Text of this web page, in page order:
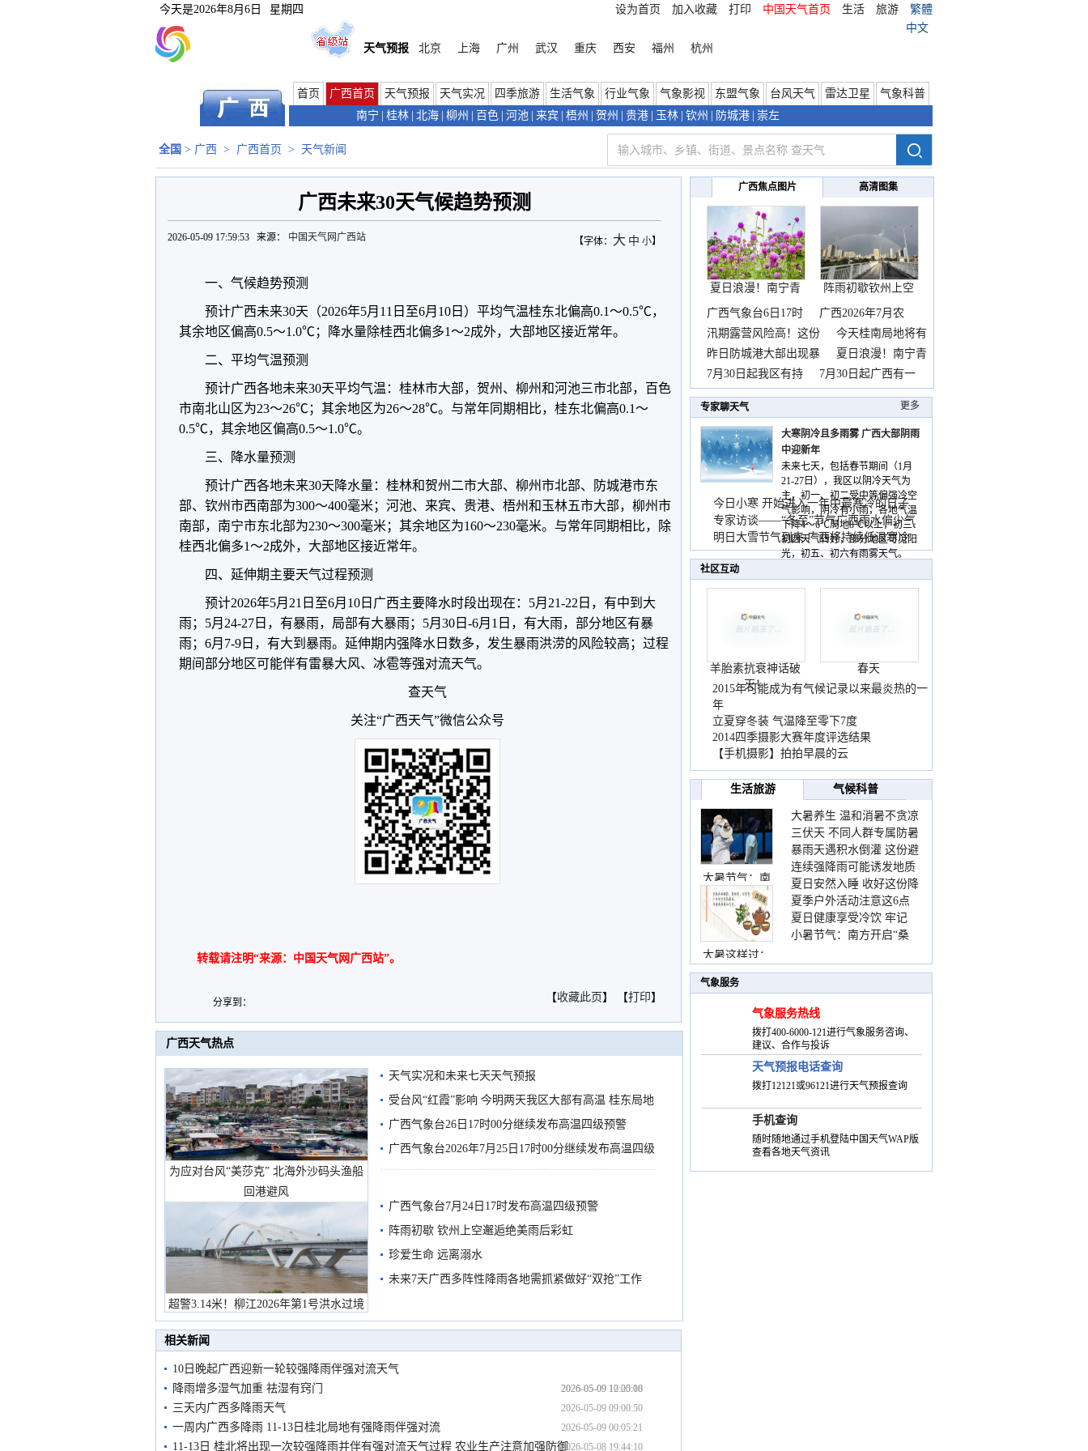
今天是2026年8月6日 星期四 设为首页 加入收藏 打印 中国天气首页 生活 旅游
繁體
中文
天气预报
北京 上海 广州 武汉 重庆 西安 福州 杭州
首页 广西首页 天气预报 天气实况 四季旅游 生活气象 行业气象 气象影视 东盟气象 台风天气 雷达卫星
气象科普
南宁
桂林 北海 柳州 百色 河池 来宾 梧州 贺州 贵港 玉林 钦州 防城港 崇左
全国 > 广西 > 广西首页 > 天气新闻
广西未来30天气候趋势预测
【字体： 大 中 小】
2026-05-09 17:59:53 来源： 中国天气网广西站
一、气候趋势预测
预计广西未来30天（2026年5月11日至6月10日）平均气温桂东北偏高0.1～0.5℃，
其余地区偏高0.5～1.0℃；降水量除桂西北偏多1～2成外，大部地区接近常年。
二、平均气温预测
预计广西各地未来30天平均气温：桂林市大部，贺州、柳州和河池三市北部，百色
市南北山区为23～26℃；其余地区为26～28℃。与常年同期相比，桂东北偏高0.1～
0.5℃，其余地区偏高0.5～1.0℃。
三、降水量预测
预计广西各地未来30天降水量：桂林和贺州二市大部、柳州市北部、防城港市东
部、钦州市西南部为300～400毫米；河池、来宾、贵港、梧州和玉林五市大部，柳州市
南部，南宁市东北部为230～300毫米；其余地区为160～230毫米。与常年同期相比，除
桂西北偏多1～2成外，大部地区接近常年。
四、延伸期主要天气过程预测
预计2026年5月21日至6月10日广西主要降水时段出现在：5月21-22日，有中到大
雨；5月24-27日，有暴雨，局部有大暴雨；5月30日-6月1日，有大雨，部分地区有暴
雨；6月7-9日，有大到暴雨。延伸期内强降水日数多，发生暴雨洪涝的风险较高；过程
期间部分地区可能伴有雷暴大风、冰雹等强对流天气。
查天气
关注“广西天气”微信公众号
转载请注明“来源：中国天气网广西站”。
分享到： 【收藏此页 】 【打印】
广西天气热点
为应对台风“美莎克” 北海外沙码头渔船
回港避风
超警3.14米！柳江2026年第1号洪水过境
市民在堤岸见证汛况
天气实况和未来七天天气预报
受台风“红霞”影响 今明两天我区大部有高温 桂东局地
有较强降雨
广西气象台26日17时00分继续发布高温四级预警
广西气象台2026年7月25日17时00分继续发布高温四级
预警
广西气象台7月24日17时发布高温四级预警
阵雨初歇 钦州上空邂逅绝美雨后彩虹
珍爱生命 远离溺水
未来7天广西多阵性降雨各地需抓紧做好“双抢”工作
相关新闻
10日晚起广西迎新一轮较强降雨伴强对流天气
2026-05-09 12:00:00
降雨增多湿气加重 祛湿有窍门 2026-05-09 10:25:18
三天内广西多降雨天气 2026-05-09 09:00:50
一周内广西多降雨 11-13日桂北局地有强降雨伴强对流 2026-05-09 00:05:21
11-13日 桂北将出现一次较强降雨并伴有强对流天气过程 农业生产注意加强防御2026-05-08 19:44:10
广西焦点图片 高清图集
夏日浪漫！南宁青
秀山
阵雨初歇钦州上空
邂逅
广西气象台6日17时
广西2026年7月农
汛期露营风险高！这份
今天桂南局地将有
暴雨
昨日防城港大部出现暴
夏日浪漫！南宁青
秀山
7月30日起我区有持 7月30日起广西有一
专家聊天气 更多
大寒阴冷且多雨雾 广西大部阴雨
中迎新年
未来七天，包括春节期间（1月
21-27日），我区以阴冷天气为
主，初一、初二受中等偏强冷空
气影响，阴冷有小雨，各地气温
下降4～6℃局地8℃以上，初三、
初四天气转好，部分地区可见阳
光，初五、初六有雨雾天气。
今日小寒 开始进入一年中最寒冷的日子
专家访谈——“冬至”节气广西雨水偏少气
温低
明日大雪节气到来 广西将持续低温寒冷
天气
社区互动
羊胎素抗衰神话破
灭！
春天
2015年可能成为有气候记录以来最炎热的一
年
立夏穿冬装 气温降至零下7度
2014四季摄影大赛年度评选结果
【手机摄影】拍拍早晨的云
生活旅游 气候科普
大暑节气：南
大暑这样过：
大暑养生 温和消暑不贪凉
三伏天 不同人群专属防暑
要点请收好
暴雨天遇积水倒灌 这份避
险提示请收好
连续强降雨可能诱发地质
灾害 这些前兆要知道
夏日安然入睡 收好这份降
温小贴士
夏季户外活动注意这6点
防暑健身两不误
夏日健康享受冷饮 牢记
“两注意一控制”
小暑节气：南方开启“桑
季
气象服务
气象服务热线
拨打400-6000-121进行气象服务咨询、
建议、合作与投诉
天气预报电话查询
拨打12121或96121进行天气预报查询
手机查询
随时随地通过手机登陆中国天气WAP版
查看各地天气资讯